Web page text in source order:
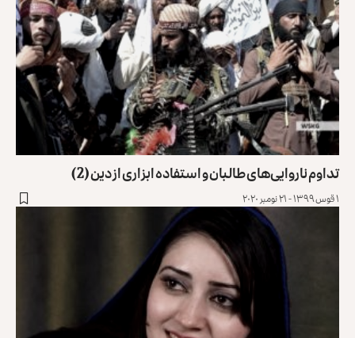
تداوم ناروایی‌های طالبان و استفاده ابزاری از دین (2)
۱ قوس ۱۳۹۹ - ۲۱ نومبر ۲۰۲۰